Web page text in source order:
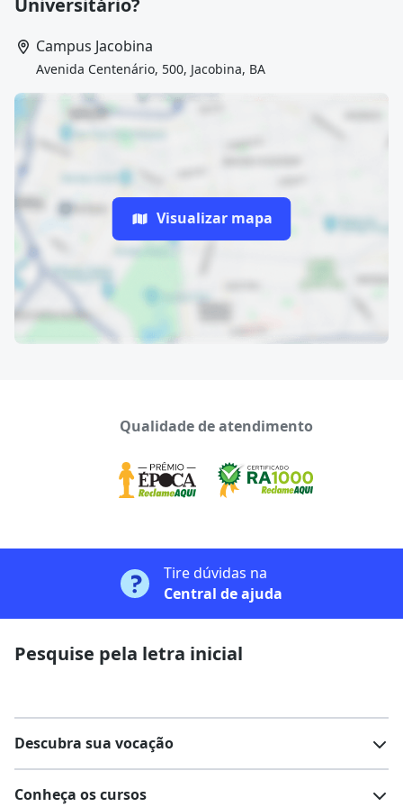
Universitário?
Campus Jacobina
Avenida Centenário, 500, Jacobina, BA
Visualizar mapa
Qualidade de atendimento
Tire dúvidas na
Central de ajuda
Pesquise pela letra inicial
Descubra sua vocação
Conheça os cursos